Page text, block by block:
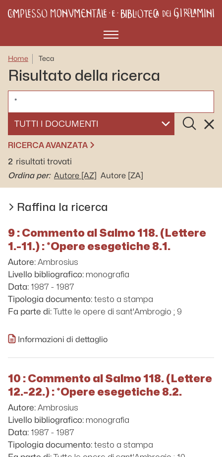
Menù
Home Teca
Risultato della ricerca
SELEZIONA UN DOCUMENTO
Cerca
RICERCA AVANZATA
2 risultati trovati
Ordina per: Autore [AZ] Autore [ZA]
Raffina la ricerca
9 : Commento al Salmo 118. (Lettere
1.-11.) : *Opere esegetiche 8.1.
Autore: Ambrosius
Livello bibliografico: monografia
Data: 1987 - 1987
Tipologia documento: testo a stampa
Fa parte di: Tutte le opere di sant'Ambrogio ; 9
Informazioni di dettaglio
10 : Commento al Salmo 118. (Lettere
12.-22.) : *Opere esegetiche 8.2.
Autore: Ambrosius
Livello bibliografico: monografia
Data: 1987 - 1987
Tipologia documento: testo a stampa